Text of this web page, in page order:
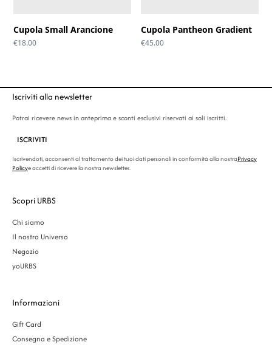
Cupola Small Arancione
€18.00
Cupola Pantheon Gradient
€45.00
Iscriviti alla newsletter
Potrai ricevere news in anteprima e sconti esclusivi riservati ai soli iscritti.
ISCRIVITI
Iscrivendoti, acconsenti al trattamento dei tuoi dati personali in conformità alla nostraPrivacy
Policye accetti di ricevere la nostra newsletter.
Scopri URBS
Chi siamo
Il nostro Universo
Negozio
yoURBS
Informazioni
Gift Card
Consegna e Spedizione